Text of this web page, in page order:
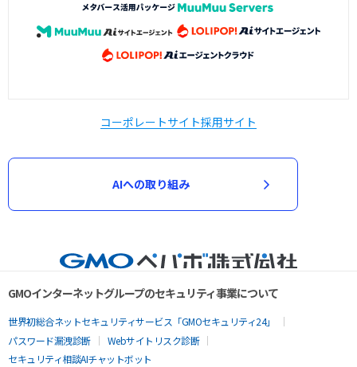
コーポレートサイト採用サイト
AIへの取り組み
GMOインターネットグループのセキュリティ事業について
世界初総合ネットセキュリティサービス「GMOセキュリティ24」
パスワード漏洩診断
Webサイトリスク診断
セキュリティ相談AIチャットボット